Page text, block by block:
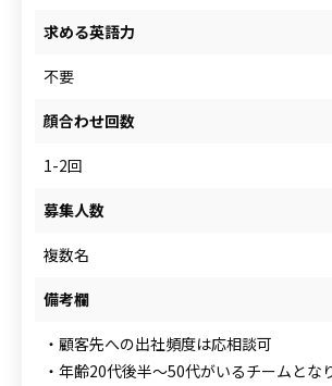
求める英語力
不要
顔合わせ回数
1-2回
募集人数
複数名
備考欄
・顧客先への出社頻度は応相談可
・年齢20代後半～50代がいるチームとな